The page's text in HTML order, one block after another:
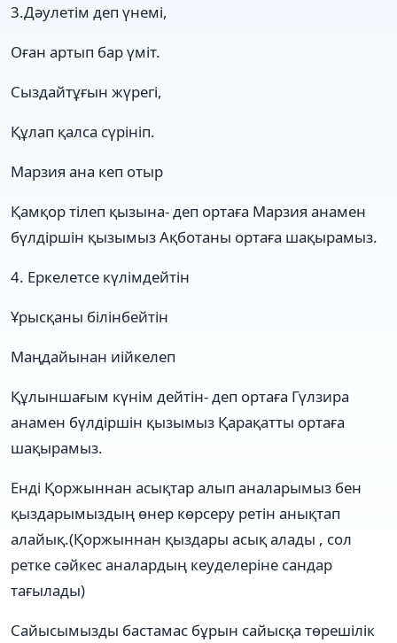
3.Дәулетім деп үнемі,
Оған артып бар үміт.
Сыздайтұғын жүрегі,
Құлап қалса сүрініп.
Марзия ана кеп отыр
Қамқор тілеп қызына- деп ортаға Марзия анамен
бүлдіршін қызымыз Ақботаны ортаға шақырамыз.
4. Еркелетсе күлімдейтін
Ұрысқаны білінбейтін
Маңдайынан иійкелеп
Құлыншағым күнім дейтін- деп ортаға Гүлзира
анамен бүлдіршін қызымыз Қарақатты ортаға
шақырамыз.
Енді Қоржыннан асықтар алып аналарымыз бен
қыздарымыздың өнер көрсеру ретін анықтап
алайық.(Қоржыннан қыздары асық алады , сол
ретке сәйкес аналардың кеуделеріне сандар
тағылады)
Сайысымызды бастамас бұрын сайысқа төрешілік